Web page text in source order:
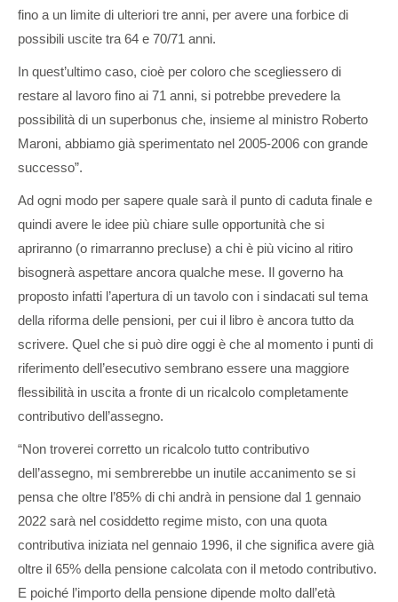
fino a un limite di ulteriori tre anni, per avere una forbice di
possibili uscite tra 64 e 70/71 anni.
In quest’ultimo caso, cioè per coloro che scegliessero di
restare al lavoro fino ai 71 anni, si potrebbe prevedere la
possibilità di un superbonus che, insieme al ministro Roberto
Maroni, abbiamo già sperimentato nel 2005-2006 con grande
successo”.
Ad ogni modo per sapere quale sarà il punto di caduta finale e
quindi avere le idee più chiare sulle opportunità che si
apriranno (o rimarranno precluse) a chi è più vicino al ritiro
bisognerà aspettare ancora qualche mese. Il governo ha
proposto infatti l’apertura di un tavolo con i sindacati sul tema
della riforma delle pensioni, per cui il libro è ancora tutto da
scrivere. Quel che si può dire oggi è che al momento i punti di
riferimento dell’esecutivo sembrano essere una maggiore
flessibilità in uscita a fronte di un ricalcolo completamente
contributivo dell’assegno.
“Non troverei corretto un ricalcolo tutto contributivo
dell’assegno, mi sembrerebbe un inutile accanimento se si
pensa che oltre l’85% di chi andrà in pensione dal 1 gennaio
2022 sarà nel cosiddetto regime misto, con una quota
contributiva iniziata nel gennaio 1996, il che significa avere già
oltre il 65% della pensione calcolata con il metodo contributivo.
E poiché l’importo della pensione dipende molto dall’età